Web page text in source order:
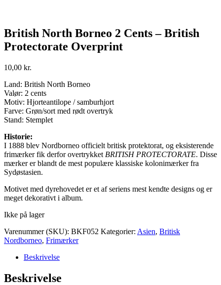
British North Borneo 2 Cents – British
Protectorate Overprint
10,00 kr.
Land: British North Borneo
Valør: 2 cents
Motiv: Hjorteantilope / samburhjort
Farve: Grøn/sort med rødt overtryk
Stand: Stemplet
Historie:
I 1888 blev Nordborneo officielt britisk protektorat, og eksisterende
frimærker fik derfor overtrykket BRITISH PROTECTORATE. Disse
mærker er blandt de mest populære klassiske kolonimærker fra
Sydøstasien.
Motivet med dyrehovedet er et af seriens mest kendte designs og er
meget dekorativt i album.
Ikke på lager
Varenummer (SKU): BKF052 Kategorier: Asien, Britisk
Nordborneo, Frimærker
Beskrivelse
Beskrivelse